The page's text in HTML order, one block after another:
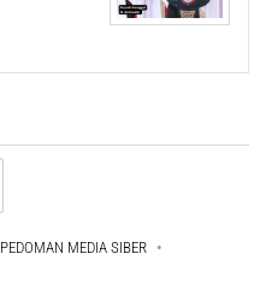
PEDOMAN MEDIA SIBER